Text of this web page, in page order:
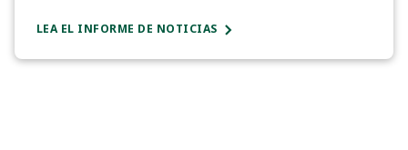
LEA EL INFORME DE NOTICIAS